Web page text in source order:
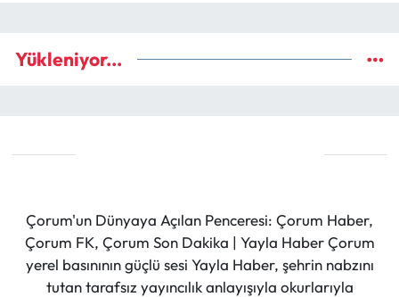
Yükleniyor...
Çorum'un Dünyaya Açılan Penceresi: Çorum Haber,
Çorum FK, Çorum Son Dakika | Yayla Haber Çorum
yerel basınının güçlü sesi Yayla Haber, şehrin nabzını
tutan tarafsız yayıncılık anlayışıyla okurlarıyla